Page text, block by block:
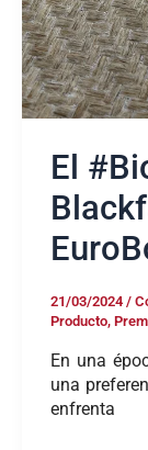
El
21/03/2024 /
Producto,
En una
una
enfrenta